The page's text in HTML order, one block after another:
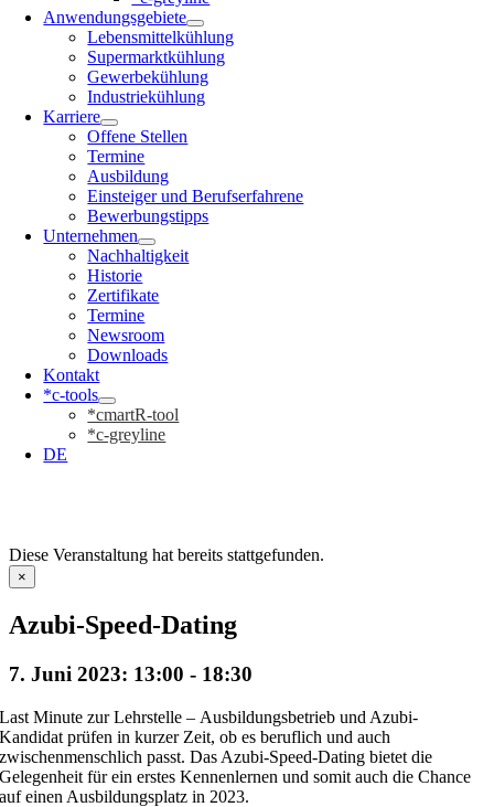
Anwendungsgebiete
Lebensmittelkühlung
Supermarktkühlung
Gewerbekühlung
Industriekühlung
Karriere
Offene Stellen
Termine
Ausbildung
Einsteiger und Berufserfahrene
Bewerbungstipps
Unternehmen
Nachhaltigkeit
Historie
Zertifikate
Termine
Newsroom
Downloads
Kontakt
*c-tools
*cmartR-tool
*c-greyline
DE
Diese Veranstaltung hat bereits stattgefunden.
×
Azubi-Speed-Dating
7. Juni 2023: 13:00 - 18:30
Last Minute zur Lehrstelle – Ausbildungsbetrieb und Azubi-
Kandidat prüfen in kurzer Zeit, ob es beruflich und auch
zwischenmenschlich passt. Das Azubi-Speed-Dating bietet die
Gelegenheit für ein erstes Kennenlernen und somit auch die Chance
auf einen Ausbildungsplatz in 2023.